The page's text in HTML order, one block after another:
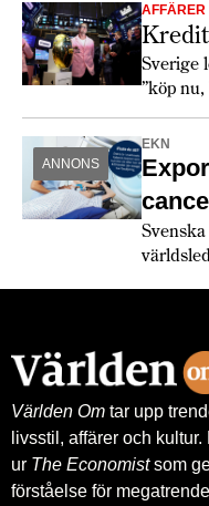
AFFÄRER
Sverige
”köp
ANNONS
EKN
Världen Om tar upp
livsstil, affärer och
ur The Economistsom
förståelse för